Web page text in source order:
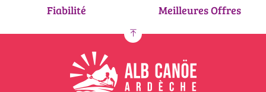
Martin d’Ardèche, Le Garn...
plus beaux sites de France : c’est un lieu idéal pour intéresser
naturelle est un paradis pour les amateurs du canoë-kayak.
Des nombreuses grottes des Gorges de l’Ardèche sont
également accessibles pour des visites insolites en famille.
Fiabilité Meilleures Offres